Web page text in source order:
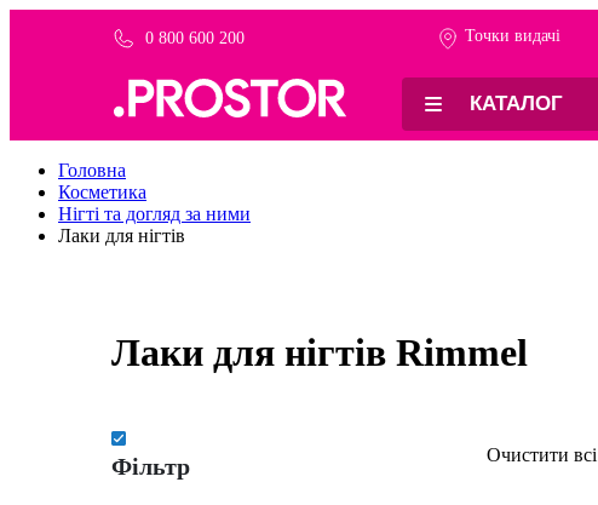
0 800 600 200 Точки видачi
КАТАЛОГ
Головна
Косметика
Нігті та догляд за ними
Лаки для нігтів
Лаки для нігтів Rimmel
Очистити всі
Фільтр